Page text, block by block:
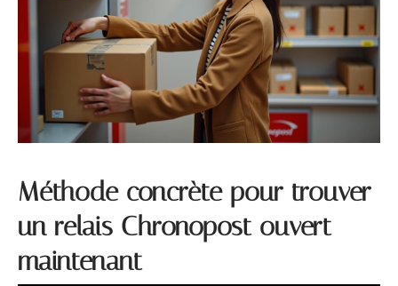
Méthode concrète pour trouver
un relais Chronopost ouvert
maintenant